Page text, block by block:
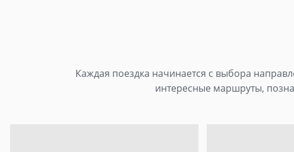
Каждая поездка начинается с выбора
интересные маршруты,